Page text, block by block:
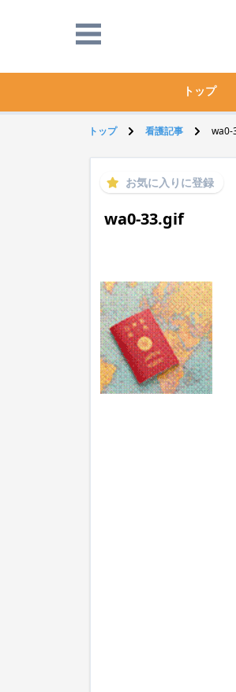
トップ
トップ 看護記事 wa0-
お気に入りに登録
wa0-33.gif